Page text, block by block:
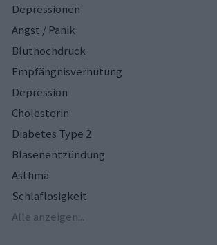
Depressionen
Angst / Panik
Bluthochdruck
Empfängnisverhütung
Depression
Cholesterin
Diabetes Type 2
Blasenentzündung
Asthma
Schlaflosigkeit
Alle anzeigen...